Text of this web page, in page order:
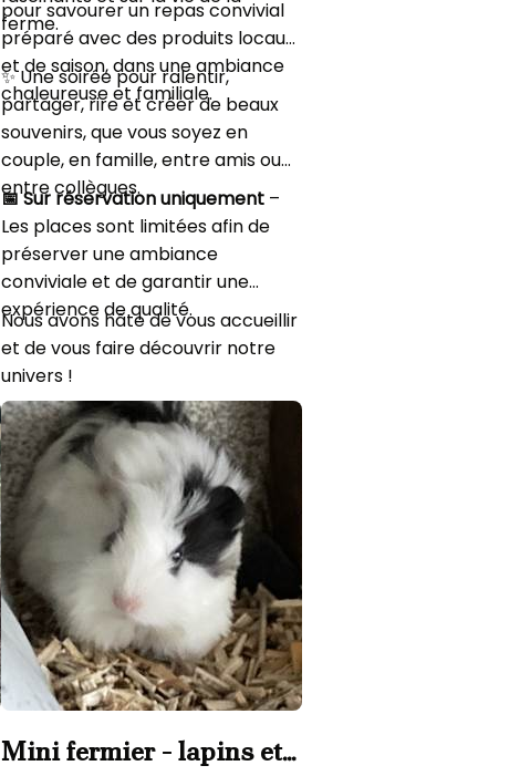
ferme.
pour savourer un repas convivial
préparé avec des produits locaux
et de saison, dans une ambiance
chaleureuse et familiale.
✨ Une soirée pour ralentir,
partager, rire et créer de beaux
souvenirs, que vous soyez en
couple, en famille, entre amis ou
entre collègues.
📅 Sur réservation uniquement –
Les places sont limitées afin de
préserver une ambiance
conviviale et de garantir une
expérience de qualité.
Nous avons hâte de vous accueillir
et de vous faire découvrir notre
univers !
Mini fermier - lapins et